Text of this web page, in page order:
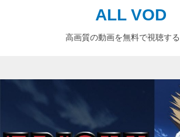
ALL VOD
高画質の動画を無料で視聴す